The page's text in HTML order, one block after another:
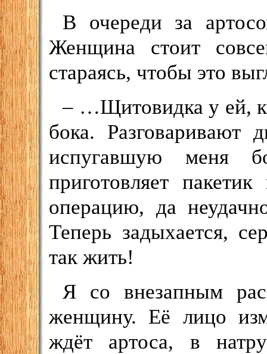
В очереди за
Женщина стоит
стараясь, чтобы это
– …Щитовидка у ей,
бока. Разговаривают
испугавшую меня
приготовляет
операцию, да
Теперь задыхается,
так жить!
Я со внезапным
женщину. Её лицо
ждёт артоса, в